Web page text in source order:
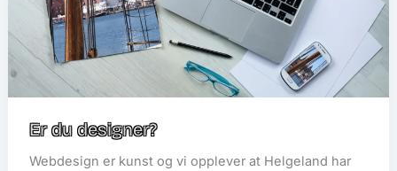
Er du designer?
Webdesign er kunst og vi opplever at Helgeland har